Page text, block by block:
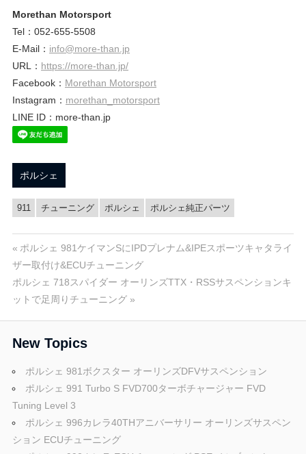
グ
Morethan Motorsport
Tel：052-655-5508
E-Mail： info@more-than.jp
URL： https://more-than.jp/
Facebook： Morethan Motorsport
Instagram： morethan_motorsport
LINE ID：more-than.jp
ポルシェ
911 チューニング ポルシェ ポルシェ純正パーツ
投
稿
ナ
ビ
ー
シ
ョ
前
の
投
稿:
ポルシェ 981ケイマンSにIPDプレナム&IPEスポーツキャタライ
ザー取付け&ECUチューニング
次
の
ポルシェ 718スパイダー オーリンズTTX・RSSサスペンションキ
ットで足周りチューニング
New Topics
ポルシェ 981ボクスター オーリンズDFVサスペンション
ポルシェ 991 Turbo S FVD700ターボチャージャー FVD
Tuning Level 3
ポルシェ 996カレラ40THアニバーサリー オーリンズサスペン
ション ECUチューニング